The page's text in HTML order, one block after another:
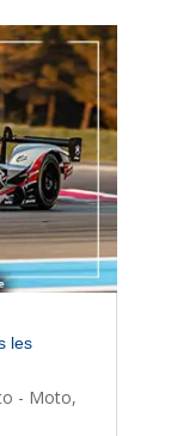
les
- Moto,